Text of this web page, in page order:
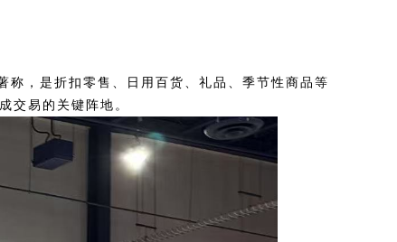
称，是折扣零售、日用百货、礼品、季节性商品等
交易的关键阵地。